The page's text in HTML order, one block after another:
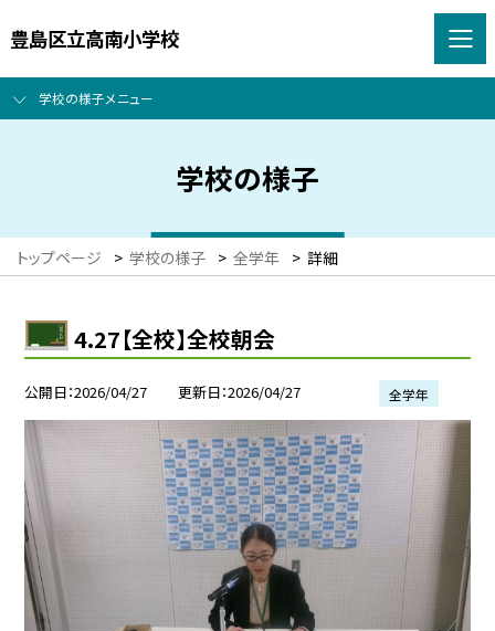
豊島区立高南小学校
学校の様子メニュー
学校の様子
トップページ > 学校の様子 > 全学年 > 詳細
4.27【全校】全校朝会
公開日 2026/04/27 更新日 2026/04/27 全学年